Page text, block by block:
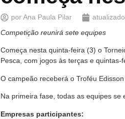
porAna Paula Pilar
Competição reunirá sete equipes
Começa nesta quinta-feira (3) o
Pesca, com jogos às terças e quintas-
O campeão receberá o Troféu
Na primeira fase, todas as equipes se
Empresas participantes: